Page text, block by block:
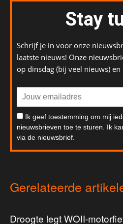
Stay
Schrijf je in voor onze
laatste nieuws! Onze
op dinsdag (bij veel nieuws)
Ik geef toestemming om mij
nieuwsbrieven toe te sturen. Ik
via de nieuwsbrief.
Gerelateerde
Droogte legt WOII-